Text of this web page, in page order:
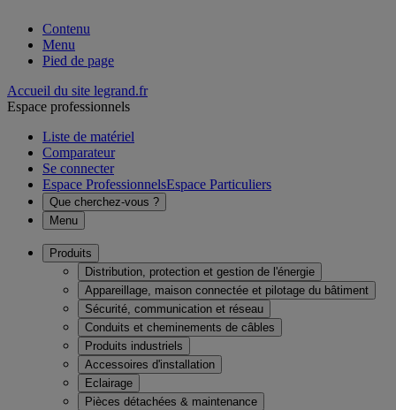
Contenu
Menu
Pied de page
Accueil du site legrand.fr
Espace professionnels
Liste de matériel
Comparateur
Se connecter
Espace ProfessionnelsEspace Particuliers
Que cherchez-vous ?
Menu
Produits
Distribution, protection et gestion de l'énergie
Appareillage, maison connectée et pilotage du bâtiment
Sécurité, communication et réseau
Conduits et cheminements de câbles
Produits industriels
Accessoires d'installation
Eclairage
Pièces détachées & maintenance